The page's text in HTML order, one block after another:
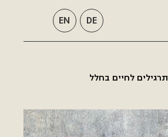
EN DE
תרגילים לחיים בחלל